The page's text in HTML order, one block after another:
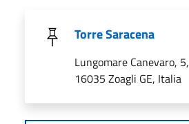
Torre Saracena
Lungomare Canevaro, 5,
16035 Zoagli GE, Italia